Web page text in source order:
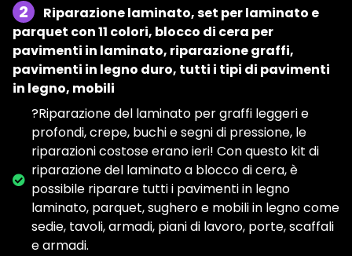
2
Riparazione laminato, set per laminato e
parquet con 11 colori, blocco di cera per
pavimenti in laminato, riparazione graffi,
pavimenti in legno duro, tutti i tipi di pavimenti
in legno, mobili
?Riparazione del laminato per graffi leggeri e
profondi, crepe, buchi e segni di pressione, le
riparazioni costose erano ieri! Con questo kit di
riparazione del laminato a blocco di cera, è
possibile riparare tutti i pavimenti in legno
laminato, parquet, sughero e mobili in legno come
sedie, tavoli, armadi, piani di lavoro, porte, scaffali
e armadi.